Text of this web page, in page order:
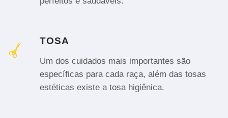
TOSA
Um dos cuidados mais importantes são
específicas para cada raça, além das tosas
estéticas existe a tosa higiênica.